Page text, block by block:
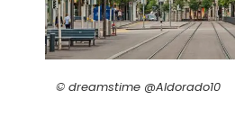
© dreamstime @Aldorado10